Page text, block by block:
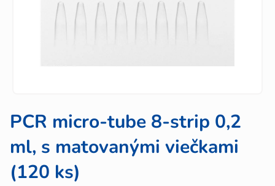
PCR micro-tube 8-strip 0,2
ml, s matovanými viečkami
(120 ks)